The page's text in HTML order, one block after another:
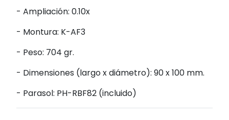
- Ampliación: 0.10x
- Montura: K-AF3
- Peso: 704 gr.
- Dimensiones (largo x diámetro): 90 x 100 mm.
- Parasol: PH-RBF82 (incluido)